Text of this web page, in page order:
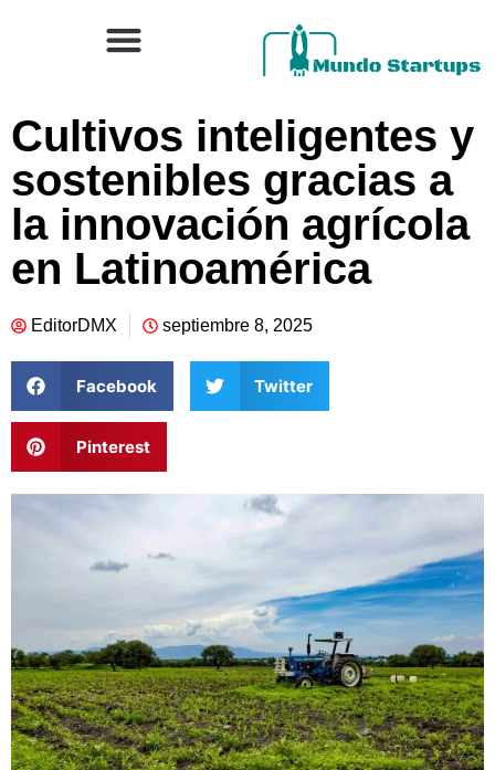
Cultivos inteligentes y
sostenibles gracias a
la innovación agrícola
en Latinoamérica
EditorDMX septiembre 8, 2025
Facebook Twitter
Pinterest